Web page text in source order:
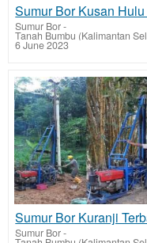
Sumur Bor-
6 June 2023
Sumur Bor-